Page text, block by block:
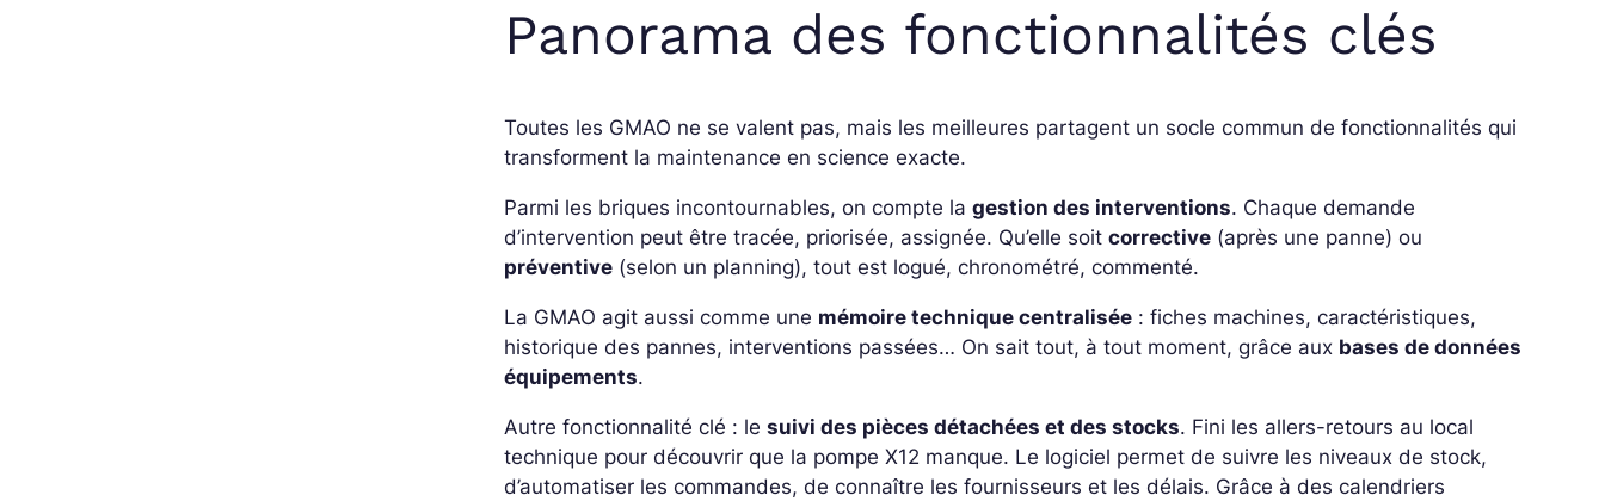
Panorama des fonctionnalités clés
Toutes les GMAO ne se valent pas, mais les meilleures partagent un socle commun de fonctionnalités qui
transforment la maintenance en science exacte.
Parmi les briques incontournables, on compte lagestion des interventions. Chaque demande
d’intervention peut être tracée, priorisée, assignée. Qu’elle soitcorrective (après une panne) ou
préventive (selon un planning), tout est logué, chronométré, commenté.
La GMAO agit aussi comme une mémoire technique centralisée : fiches machines, caractéristiques,
historique des pannes, interventions passées… On sait tout, à tout moment, grâce aux bases de données
équipements.
Autre fonctionnalité clé : lesuivi des pièces détachées et des stocks. Fini les allers-retours au local
technique pour découvrir que la pompe X12 manque. Le logiciel permet de suivre les niveaux de stock,
d’automatiser les commandes, de connaître les fournisseurs et les délais. Grâce à des calendriers